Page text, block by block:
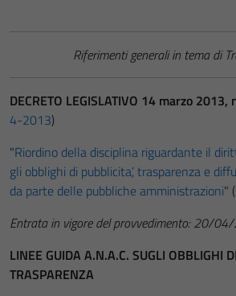
Riferimenti generali in tema di
DECRETO LEGISLATIVO 14 marzo 2013,
4-2013)
"Riordino della disciplina riguardante il
gli obblighi di pubblicita’, trasparenza e
da parte delle pubbliche amministrazioni"
Entrata in vigore del provvedimento: 20/
LINEE GUIDA A.N.A.C. SUGLI OBBLIGHI
TRASPARENZA